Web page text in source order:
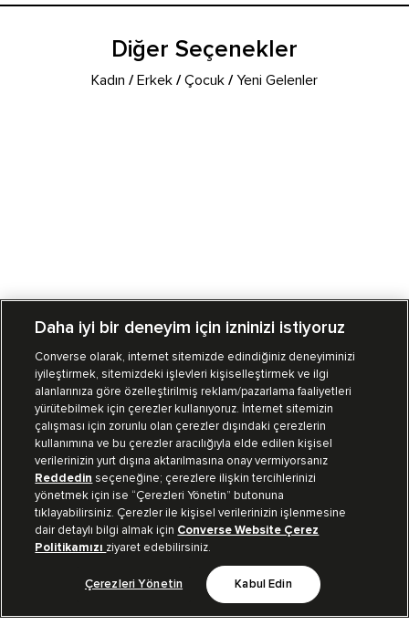
Diğer Seçenekler
Kadın /Erkek /Çocuk /Yeni Gelenler
Mağazalarımız Sipariş Takibi
Müşteri İlişkileri
Koleksiyon
Kurumsal
Bizi Takip Et
Daha iyi bir deneyim için izninizi istiyoruz
Converse olarak, internet sitemizde edindiğiniz deneyiminizi
iyileştirmek, sitemizdeki işlevleri kişiselleştirmek ve ilgi
alanlarınıza göre özelleştirilmiş reklam/pazarlama faaliyetleri
yürütebilmek için çerezler kullanıyoruz. İnternet sitemizin
çalışması için zorunlu olan çerezler dışındaki çerezlerin
kullanımına ve bu çerezler aracılığıyla elde edilen kişisel
verilerinizin yurt dışına aktarılmasına onay vermiyorsanız
Reddedin seçeneğine; çerezlere ilişkin tercihlerinizi
yönetmek için ise “Çerezleri Yönetin” butonuna
tıklayabilirsiniz. Çerezler ile kişisel verilerinizin işlenmesine
dair detaylı bilgi almak için Converse Website Çerez
Politikamızı ziyaret edebilirsiniz.
Çerezleri Yönetin Kabul Edin